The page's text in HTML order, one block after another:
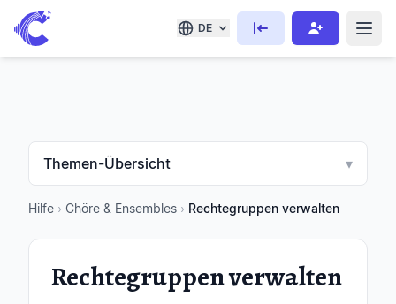
DE
Themen-Übersicht ▾
Hilfe › Chöre & Ensembles › Rechtegruppen verwalten
Rechtegruppen verwalten